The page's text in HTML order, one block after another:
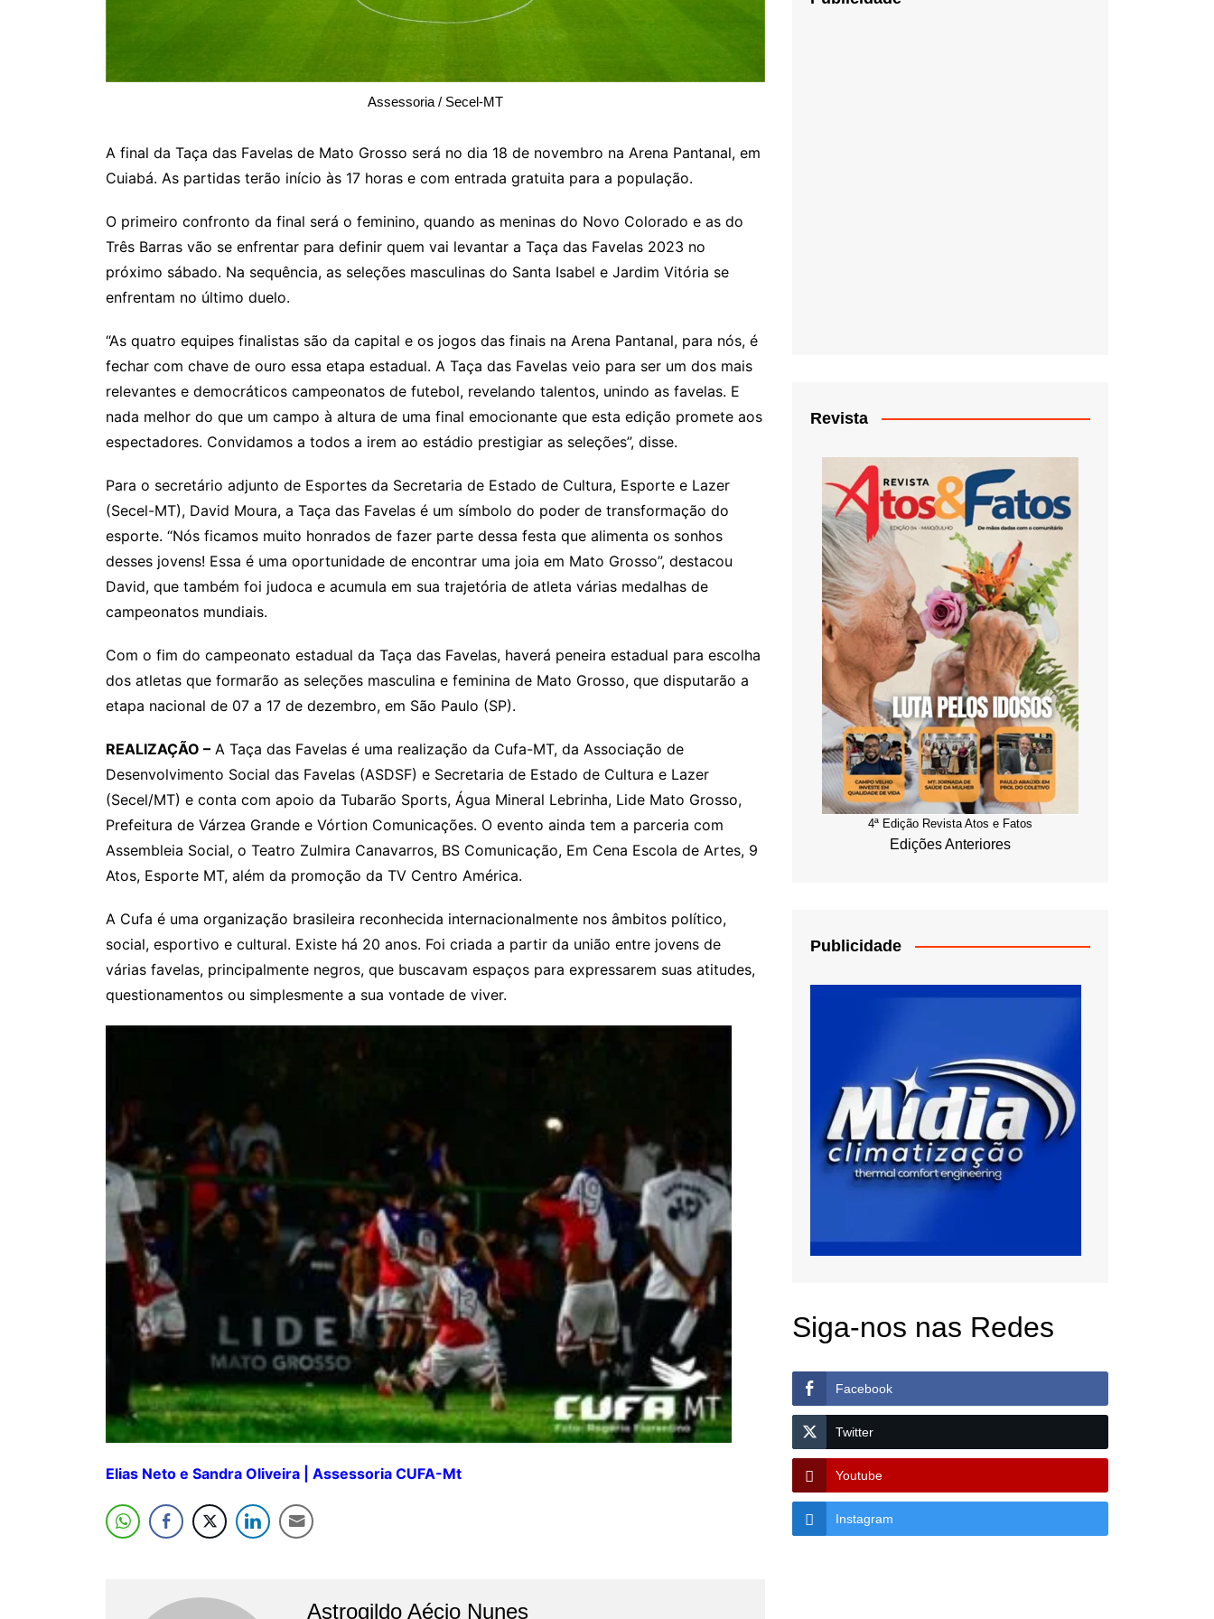
Assessoria / Secel-MT
A final da Taça das Favelas de Mato Grosso será no dia 18 de novembro na Arena Pantanal, em
Cuiabá. As partidas terão início às 17 horas e com entrada gratuita para a população.
O primeiro confronto da final será o feminino, quando as meninas do Novo Colorado e as do
Três Barras vão se enfrentar para definir quem vai levantar a Taça das Favelas 2023 no
próximo sábado. Na sequência, as seleções masculinas do Santa Isabel e Jardim Vitória se
enfrentam no último duelo.
“As quatro equipes finalistas são da capital e os jogos das finais na Arena Pantanal, para nós, é
fechar com chave de ouro essa etapa estadual. A Taça das Favelas veio para ser um dos mais
relevantes e democráticos campeonatos de futebol, revelando talentos, unindo as favelas. E
nada melhor do que um campo à altura de uma final emocionante que esta edição promete aos
espectadores. Convidamos a todos a irem ao estádio prestigiar as seleções”, disse.
Para o secretário adjunto de Esportes da Secretaria de Estado de Cultura, Esporte e Lazer
(Secel-MT), David Moura, a Taça das Favelas é um símbolo do poder de transformação do
esporte. “Nós ficamos muito honrados de fazer parte dessa festa que alimenta os sonhos
desses jovens! Essa é uma oportunidade de encontrar uma joia em Mato Grosso”, destacou
David, que também foi judoca e acumula em sua trajetória de atleta várias medalhas de
campeonatos mundiais.
Com o fim do campeonato estadual da Taça das Favelas, haverá peneira estadual para escolha
dos atletas que formarão as seleções masculina e feminina de Mato Grosso, que disputarão a
etapa nacional de 07 a 17 de dezembro, em São Paulo (SP).
REALIZAÇÃO – A Taça das Favelas é uma realização da Cufa-MT, da Associação de
Desenvolvimento Social das Favelas (ASDSF) e Secretaria de Estado de Cultura e Lazer
(Secel/MT) e conta com apoio da Tubarão Sports, Água Mineral Lebrinha, Lide Mato Grosso,
Prefeitura de Várzea Grande e Vórtion Comunicações. O evento ainda tem a parceria com
Assembleia Social, o Teatro Zulmira Canavarros, BS Comunicação, Em Cena Escola de Artes, 9
Atos, Esporte MT, além da promoção da TV Centro América.
A Cufa é uma organização brasileira reconhecida internacionalmente nos âmbitos político,
social, esportivo e cultural. Existe há 20 anos. Foi criada a partir da união entre jovens de
várias favelas, principalmente negros, que buscavam espaços para expressarem suas atitudes,
questionamentos ou simplesmente a sua vontade de viver.
Elias Neto e Sandra Oliveira | Assessoria CUFA-Mt
Astrogildo Aécio Nunes
Revista
4ª Edição Revista Atos e Fatos
Edições Anteriores
Publicidade
Siga-nos nas Redes
Facebook
Twitter
Youtube
Instagram